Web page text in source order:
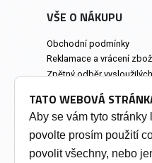
VŠE O NÁKUPU
Obchodní podmínky
Reklamace a vrácení
Zpětný odběr vysloužilých
Prodejna a osobní odběr
INFORMACE
TATO WEBOVÁ
Aby se vám tyto
povolte prosím použití
povolit všechny, nebo